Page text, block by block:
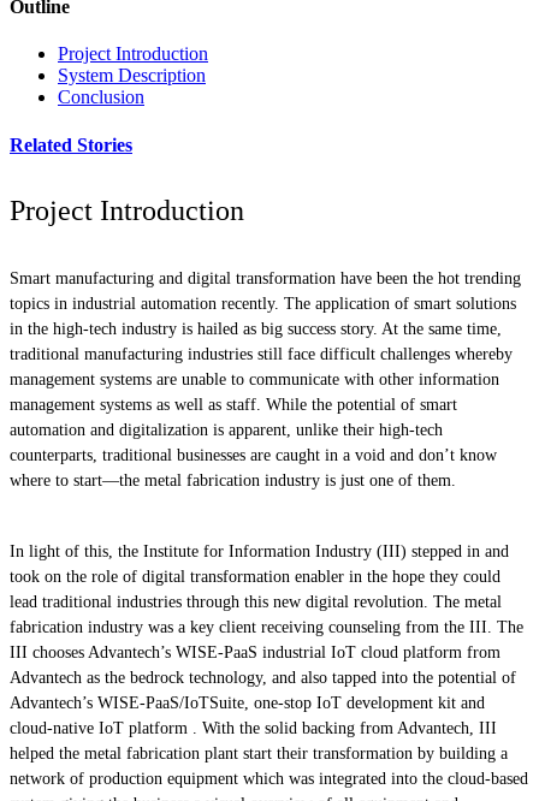
Outline
Project Introduction
System Description
Conclusion
Related Stories
Project Introduction
Smart manufacturing and digital transformation have been the hot trending
topics in industrial automation recently. The application of smart solutions
in the high-tech industry is hailed as big success story. At the same time,
traditional manufacturing industries still face difficult challenges whereby
management systems are unable to communicate with other information
management systems as well as staff. While the potential of smart
automation and digitalization is apparent, unlike their high-tech
counterparts, traditional businesses are caught in a void and don’t know
where to start—the metal fabrication industry is just one of them.
In light of this, the Institute for Information Industry (III) stepped in and
took on the role of digital transformation enabler in the hope they could
lead traditional industries through this new digital revolution. The metal
fabrication industry was a key client receiving counseling from the III. The
III chooses Advantech’s WISE-PaaS industrial IoT cloud platform from
Advantech as the bedrock technology, and also tapped into the potential of
Advantech’s WISE-PaaS/IoTSuite, one-stop IoT development kit and
cloud-native IoT platform . With the solid backing from Advantech, III
helped the metal fabrication plant start their transformation by building a
network of production equipment which was integrated into the cloud-based